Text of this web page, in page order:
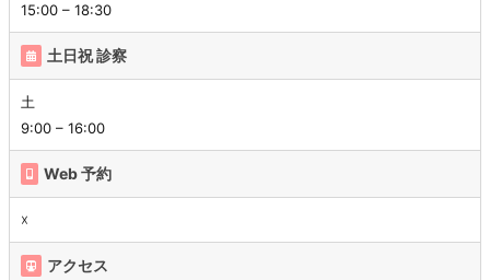
15:00 – 18:30
土日祝 診察
土
9:00 – 16:00
Web 予約
☓
アクセス